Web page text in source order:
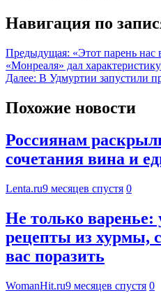
Навигация по
Предыдущая: «Этот парень нас
«Монреаля» дал
Далее: В Удмуртии запустили
Похожие новости
Россиянам
сочетания вина и
Lenta.ru9 месяцев спустя 0
Не только варенье:
рецепты из хурмы,
вас поразить
WomanHit.ru9 месяцев спустя 0